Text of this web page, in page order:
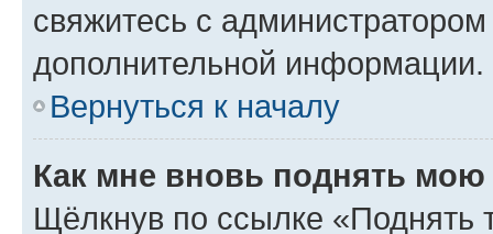
свяжитесь с
дополнительной информации.
Вернуться к началу
Как мне вновь поднять мою
Щёлкнув по ссылке «Поднять